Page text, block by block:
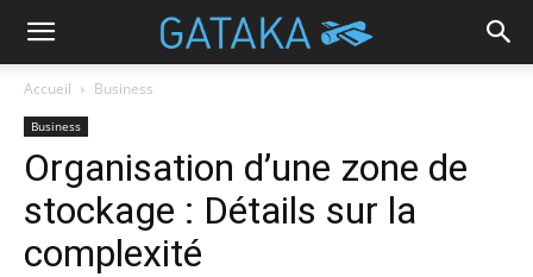
Accueil Business
Business
Organisation d’une zone de
stockage : Détails sur la
complexité